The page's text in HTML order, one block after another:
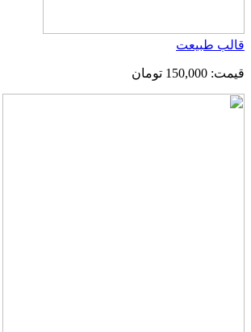
قالب طبیعت
قیمت: 150,000 تومان